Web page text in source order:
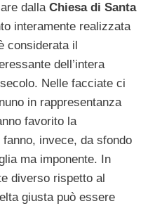
dalla Chiesa di Santa
interamente realizzata
considerata il
dell’intera
Nelle facciate ci
in rappresentanza
favorito la
invece, da sfondo
ma imponente. In
diverso rispetto al
giusta può essere